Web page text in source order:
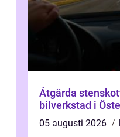
Åtgärda
bilverkstad i
05 augusti 2026